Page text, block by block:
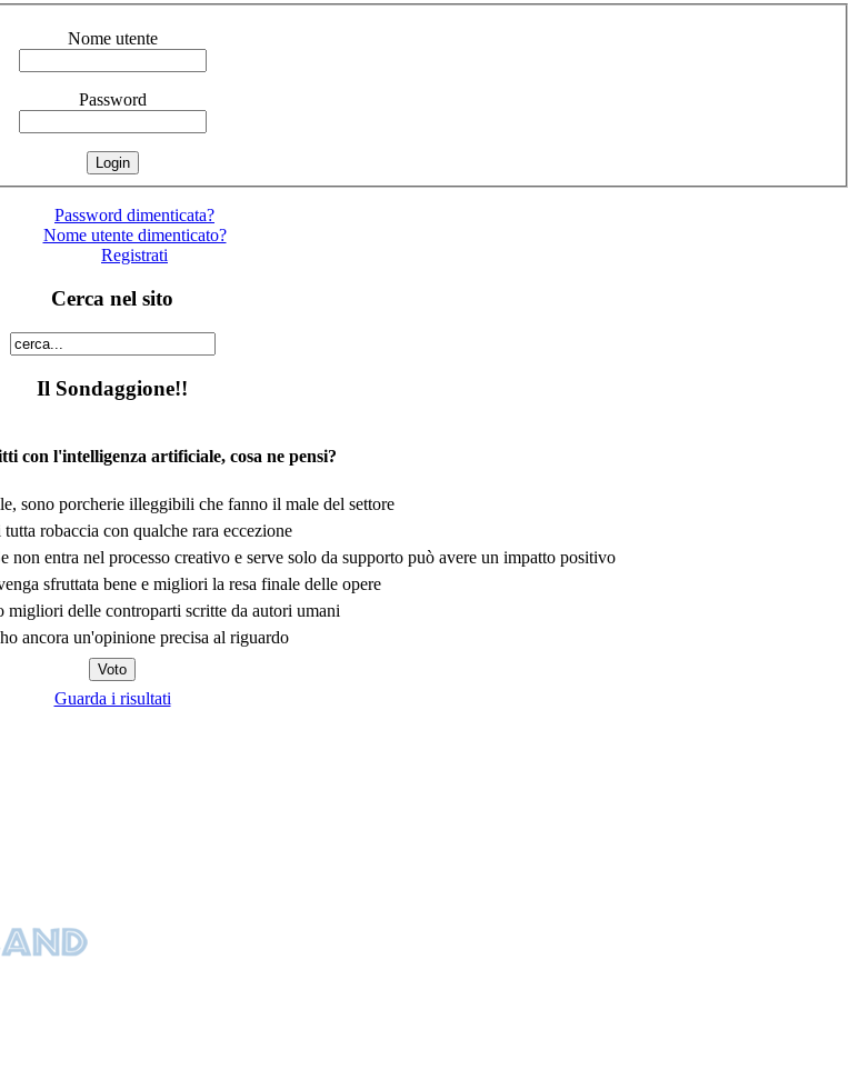
Nome utente
Password
Password dimenticata?
Nome utente dimenticato?
Registrati
Cerca nel sito
Il Sondaggione!!
con l'intelligenza artificiale, cosa ne pensi?
sono porcherie illeggibili che fanno il male del settore
tutta robaccia con qualche rara eccezione
non entra nel processo creativo e serve solo da supporto può avere un impatto positivo
sfruttata bene e migliori la resa finale delle opere
migliori delle controparti scritte da autori umani
ancora un'opinione precisa al riguardo
Guarda i risultati